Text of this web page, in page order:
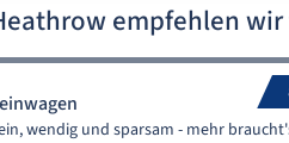
empfehlen
wendig und sparsam - mehr